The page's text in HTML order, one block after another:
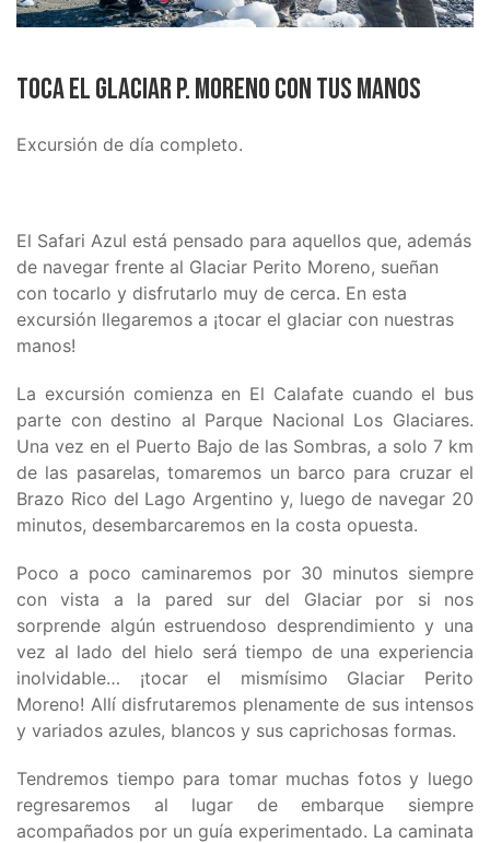
Toca el Glaciar P. Moreno con tus manos
Excursión de día completo.
El Safari Azul está pensado para aquellos que, además
de navegar frente al Glaciar Perito Moreno, sueñan
con tocarlo y disfrutarlo muy de cerca. En esta
excursión llegaremos a ¡tocar el glaciar con nuestras
manos!
La excursión comienza en El Calafate cuando el bus
parte con destino al Parque Nacional Los Glaciares.
Una vez en el Puerto Bajo de las Sombras, a solo 7 km
de las pasarelas, tomaremos un barco para cruzar el
Brazo Rico del Lago Argentino y, luego de navegar 20
minutos, desembarcaremos en la costa opuesta.
Poco a poco caminaremos por 30 minutos siempre
con vista a la pared sur del Glaciar por si nos
sorprende algún estruendoso desprendimiento y una
vez al lado del hielo será tiempo de una experiencia
inolvidable… ¡tocar el mismísimo Glaciar Perito
Moreno! Allí disfrutaremos plenamente de sus intensos
y variados azules, blancos y sus caprichosas formas.
Tendremos tiempo para tomar muchas fotos y luego
regresaremos al lugar de embarque siempre
acompañados por un guía experimentado. La caminata